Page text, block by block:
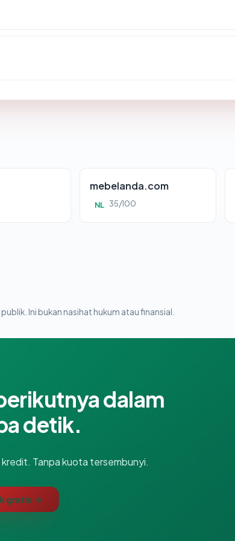
mebelanda.com
NL 35/100
Ini bukan nasihat hukum atau finansial.
dalam
detik.
Tanpa kuota tersembunyi.
gratis →